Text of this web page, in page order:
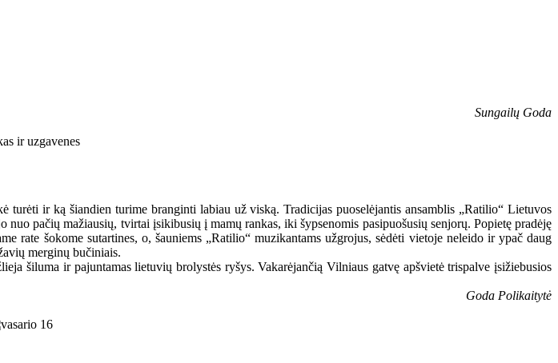
Sungailų Goda
ir ką šiandien turime branginti labiau už viską. Tradicijas puoselėjantis ansamblis „Ratilio“ Lietuvos
pačių mažiausių, tvirtai įsikibusių į mamų rankas, iki šypsenomis pasipuošusių senjorų. Popietę pradėję
rate šokome sutartines, o, šauniems „Ratilio“ muzikantams užgrojus, sėdėti vietoje neleido ir ypač daug
merginų bučiniais.
šiluma ir pajuntamas lietuvių brolystės ryšys. Vakarėjančią Vilniaus gatvę apšvietė trispalve įsižiebusios
Goda Polikaitytė